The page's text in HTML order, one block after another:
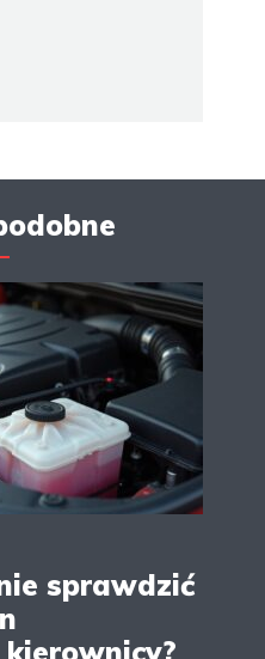
sprawdzić